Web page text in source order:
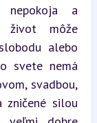
nepokoja a
život môže
alebo
svete nemá
svadbou,
zničené silou